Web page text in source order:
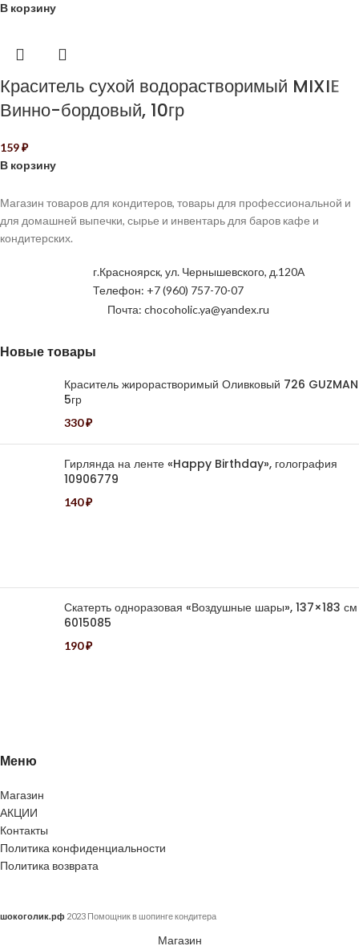
В корзину
Краситель сухой водорастворимый MIXIE
Винно-бордовый, 10гр
159₽
В корзину
Магазин товаров для кондитеров, товары для профессиональной и
для домашней выпечки, сырье и инвентарь для баров кафе и
кондитерских.
г.Красноярск, ул. Чернышевского, д.120А
Телефон: +7 (960) 757-70-07
Почта: chocoholic.ya@yandex.ru
Новые товары
Краситель жирорастворимый Оливковый 726 GUZMAN
5гр
330₽
Гирлянда на ленте «Happy Birthday», голография
10906779
140₽
Скатерть одноразовая «Воздушные шары», 137×183 см
6015085
190₽
Меню
Магазин
АКЦИИ
Контакты
Политика конфиденциальности
Политика возврата
шокоголик.рф 2023 Помощник в шопинге кондитера
Магазин